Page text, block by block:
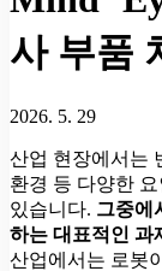
사 부품
2026. 5. 29
산업 현장에서는
환경 등 다양한
있습니다. 그중에
하는 대표적인 과
산업에서는 로봇